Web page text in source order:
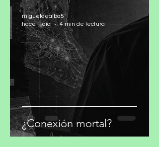
¿Conexión mortal?
migueldealba5
hace 1 día
4 min de lectura